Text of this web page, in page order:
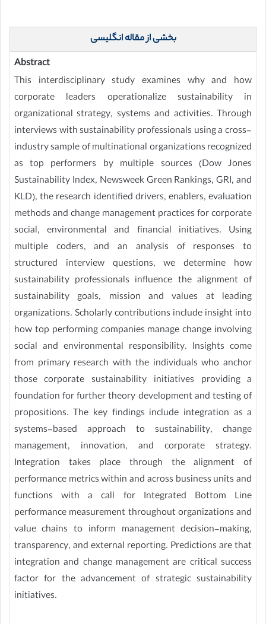
بخشی از مقاله انگلیسی
Abstract
This interdisciplinary study examines why and how
corporate leaders operationalize sustainability in
organizational strategy, systems and activities. Through
interviews with sustainability professionals using a cross-
industry sample of multinational organizations recognized
as top performers by multiple sources (Dow Jones
Sustainability Index, Newsweek Green Rankings, GRI, and
KLD), the research identified drivers, enablers, evaluation
methods and change management practices for corporate
social, environmental and financial initiatives. Using
multiple coders, and an analysis of responses to
structured interview questions, we determine how
sustainability professionals influence the alignment of
sustainability goals, mission and values at leading
organizations. Scholarly contributions include insight into
how top performing companies manage change involving
social and environmental responsibility. Insights come
from primary research with the individuals who anchor
those corporate sustainability initiatives providing a
foundation for further theory development and testing of
propositions. The key findings include integration as a
systems-based approach to sustainability, change
management, innovation, and corporate strategy.
Integration takes place through the alignment of
performance metrics within and across business units and
functions with a call for Integrated Bottom Line
performance measurement throughout organizations and
value chains to inform management decision-making,
transparency, and external reporting. Predictions are that
integration and change management are critical success
factor for the advancement of strategic sustainability
initiatives.